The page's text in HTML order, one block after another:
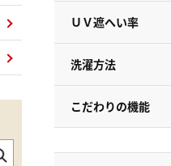
ＵＶ遮へい率
洗濯方法
こだわりの機能